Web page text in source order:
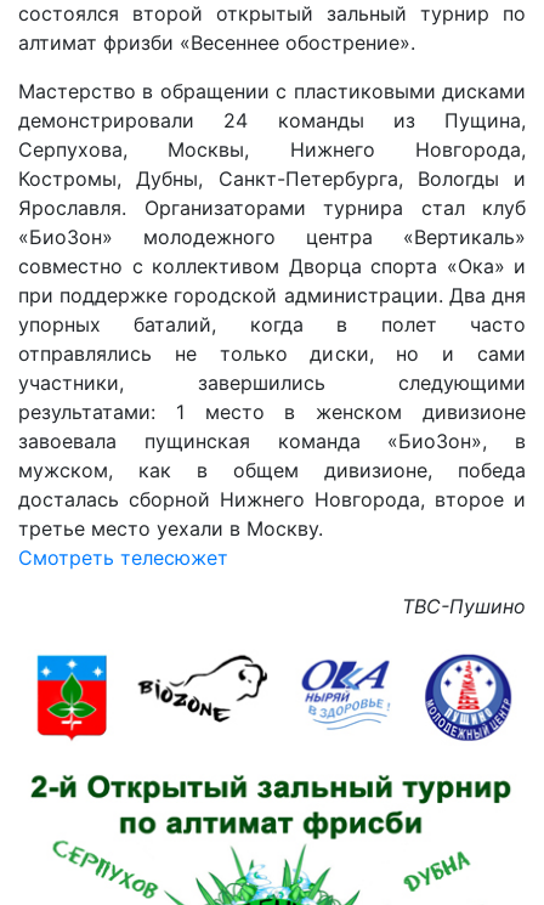
состоялся второй открытый зальный турнир по
алтимат фризби «Весеннее обострение».
Мастерство в обращении с пластиковыми дисками
демонстрировали 24 команды из Пущина,
Серпухова, Москвы, Нижнего Новгорода,
Костромы, Дубны, Санкт-Петербурга, Вологды и
Ярославля. Организаторами турнира стал клуб
«БиоЗон» молодежного центра «Вертикаль»
совместно с коллективом Дворца спорта «Ока» и
при поддержке городской администрации. Два дня
упорных баталий, когда в полет часто
отправлялись не только диски, но и сами
участники, завершились следующими
результатами: 1 место в женском дивизионе
завоевала пущинская команда «БиоЗон», в
мужском, как в общем дивизионе, победа
досталась сборной Нижнего Новгорода, второе и
третье место уехали в Москву.
Смотреть телесюжет
ТВС-Пушино